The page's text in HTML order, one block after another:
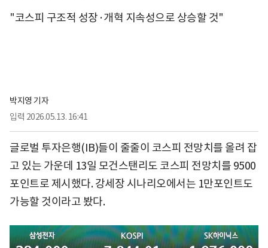
"코스피 구조적 성장·개혁 지속성으로 상승할 것"
박지영 기자
입력 2026.05.13. 16:41
글로벌 투자은행(IB)들이 줄줄이 코스피 전망치를 올려 잡
고 있는 가운데 13일 모건스탠리도 코스피 전망치를 9500
포인트로 제시했다. 강세장 시나리오에서는 1만포인트도
가능할 것이라고 봤다.